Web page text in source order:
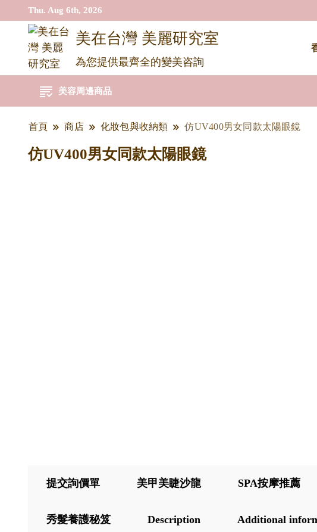
Thu. Aug 6th, 2026
美在台灣 美麗研究室
為您提供最齊全的變美咨詢
美容周邊商品
首頁 商店 化妝包與收納類 仿UV400男女同款太陽眼鏡
仿UV400男女同款太陽眼鏡
提交詢價單 美甲美睫沙龍 SPA按摩推薦
秀髮養護秘笈 Description Additional